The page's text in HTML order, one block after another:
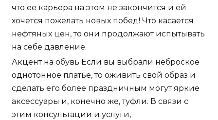
что ее карьера на этом не закончится и ей
хочется пожелать новых побед! Что касается
нефтяных цен, то они продолжают испытывать
на себе давление.
Акцент на обувь Если вы выбрали неброское
однотонное платье, то оживить свой образ и
сделать его более праздничным могут яркие
аксессуары и, конечно же, туфли. В связи с
этим консультации и услуги,